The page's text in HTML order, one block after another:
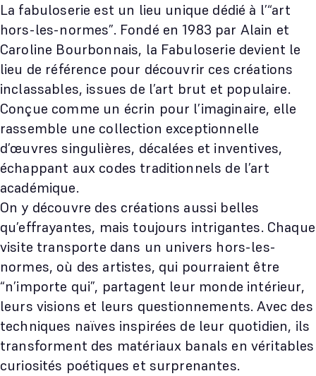
La fabuloserie est un lieu unique dédié à l’“art
hors-les-normes”. Fondé en 1983 par Alain et
Caroline Bourbonnais, la Fabuloserie devient le
lieu de référence pour découvrir ces créations
inclassables, issues de l’art brut et populaire.
Conçue comme un écrin pour l’imaginaire, elle
rassemble une collection exceptionnelle
d’œuvres singulières, décalées et inventives,
échappant aux codes traditionnels de l’art
académique.
On y découvre des créations aussi belles
qu’effrayantes, mais toujours intrigantes. Chaque
visite transporte dans un univers hors-les-
normes, où des artistes, qui pourraient être
“n’importe qui”, partagent leur monde intérieur,
leurs visions et leurs questionnements. Avec des
techniques naïves inspirées de leur quotidien, ils
transforment des matériaux banals en véritables
curiosités poétiques et surprenantes.